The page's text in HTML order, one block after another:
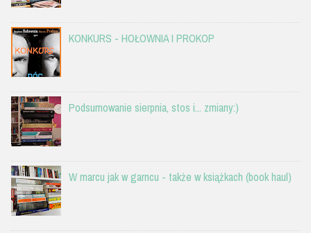
KONKURS - HOŁOWNIA I PROKOP
Podsumowanie sierpnia, stos i... zmiany:)
W marcu jak w garncu - także w książkach (book haul)